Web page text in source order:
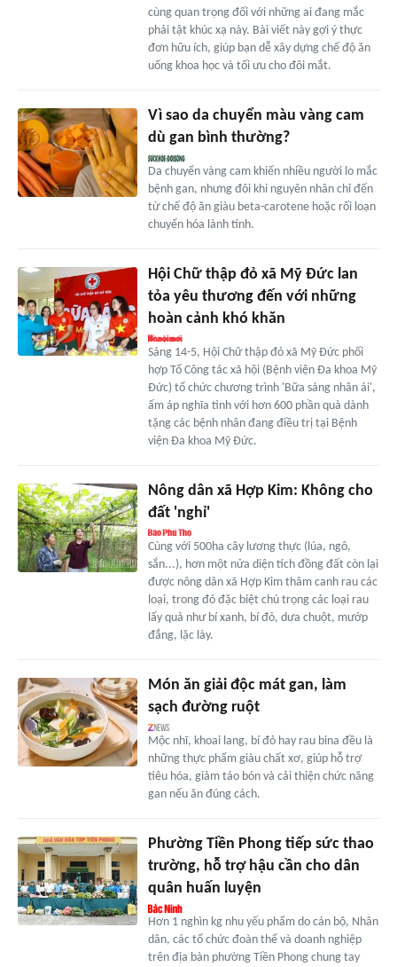
cùng quan trọng đối với những ai đang mắc
phải tật khúc xạ này. Bài viết này gợi ý thực
đơn hữu ích, giúp bạn dễ xây dựng chế độ ăn
uống khoa học và tối ưu cho đôi mắt.
Vì sao da chuyển màu vàng cam
dù gan bình thường?
Da chuyển vàng cam khiến nhiều người lo mắc
bệnh gan, nhưng đôi khi nguyên nhân chỉ đến
từ chế độ ăn giàu beta-carotene hoặc rối loạn
chuyển hóa lành tính.
Hội Chữ thập đỏ xã Mỹ Đức lan
tỏa yêu thương đến với những
hoàn cảnh khó khăn
Sáng 14-5, Hội Chữ thập đỏ xã Mỹ Đức phối
hợp Tổ Công tác xã hội (Bệnh viện Đa khoa Mỹ
Đức) tổ chức chương trình 'Bữa sáng nhân ái',
ấm áp nghĩa tình với hơn 600 phần quà dành
tặng các bệnh nhân đang điều trị tại Bệnh
viện Đa khoa Mỹ Đức.
Nông dân xã Hợp Kim: Không cho
đất 'nghỉ'
Cùng với 500ha cây lương thực (lúa, ngô,
sắn...), hơn một nửa diện tích đồng đất còn lại
được nông dân xã Hợp Kim thâm canh rau các
loại, trong đó đặc biệt chú trọng các loại rau
lấy quả như bí xanh, bí đỏ, dưa chuột, mướp
đắng, lặc lày.
Món ăn giải độc mát gan, làm
sạch đường ruột
Mộc nhĩ, khoai lang, bí đỏ hay rau bina đều là
những thực phẩm giàu chất xơ, giúp hỗ trợ
tiêu hóa, giảm táo bón và cải thiện chức năng
gan nếu ăn đúng cách.
Phường Tiền Phong tiếp sức thao
trường, hỗ trợ hậu cần cho dân
quân huấn luyện
Hơn 1 nghìn kg nhu yếu phẩm do cán bộ, Nhân
dân, các tổ chức đoàn thể và doanh nghiệp
trên địa bàn phường Tiền Phong chung tay